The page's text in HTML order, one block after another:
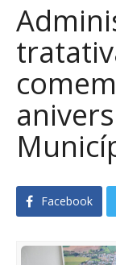
Facebook